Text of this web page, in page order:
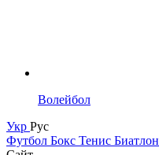
Волейбол
Укр Рус
Футбол Бокс Тенис Биатлон